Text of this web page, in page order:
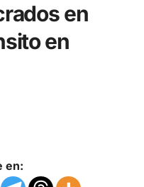
en
en
en: